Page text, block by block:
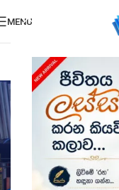
MENU
Home Novel
Show sidebar